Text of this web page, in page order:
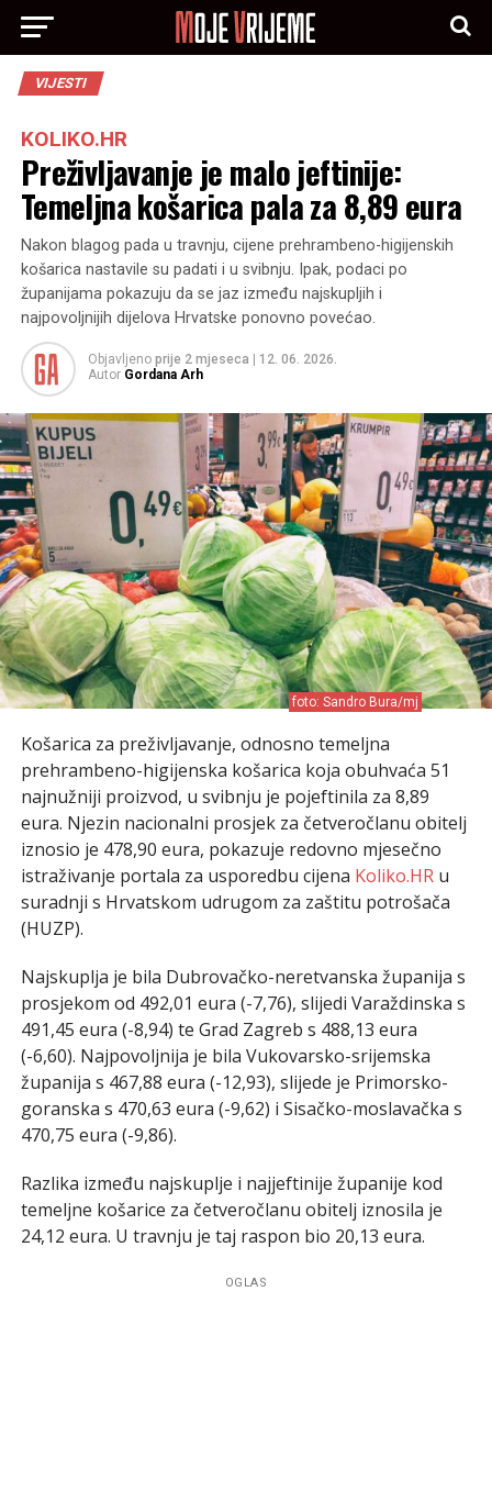
VIJESTI
KOLIKO.HR
Preživljavanje je malo jeftinije:
Temeljna košarica pala za 8,89 eura
Nakon blagog pada u travnju, cijene prehrambeno-higijenskih
košarica nastavile su padati i u svibnju. Ipak, podaci po
županijama pokazuju da se jaz između najskupljih i
najpovoljnijih dijelova Hrvatske ponovno povećao.
Objavljeno prije 2 mjeseca
12. 06. 2026.
Autor Gordana Arh
foto: Sandro Bura/mj
Košarica za preživljavanje, odnosno temeljna
prehrambeno-higijenska košarica koja obuhvaća 51
najnužniji proizvod, u svibnju je pojeftinila za 8,89
eura. Njezin nacionalni prosjek za četveročlanu obitelj
iznosio je 478,90 eura, pokazuje redovno mjesečno
istraživanje portala za usporedbu cijena Koliko.HRu
suradnji s Hrvatskom udrugom za zaštitu potrošača
(HUZP).
Najskuplja je bila Dubrovačko-neretvanska županija s
prosjekom od 492,01 eura (-7,76), slijedi Varaždinska s
491,45 eura (-8,94) te Grad Zagreb s 488,13 eura
(-6,60). Najpovoljnija je bila Vukovarsko-srijemska
županija s 467,88 eura (-12,93), slijede je Primorsko-
goranska s 470,63 eura (-9,62) i Sisačko-moslavačka s
470,75 eura (-9,86).
Razlika između najskuplje i najjeftinije županije kod
temeljne košarice za četveročlanu obitelj iznosila je
24,12 eura. U travnju je taj raspon bio 20,13 eura.
OGLAS